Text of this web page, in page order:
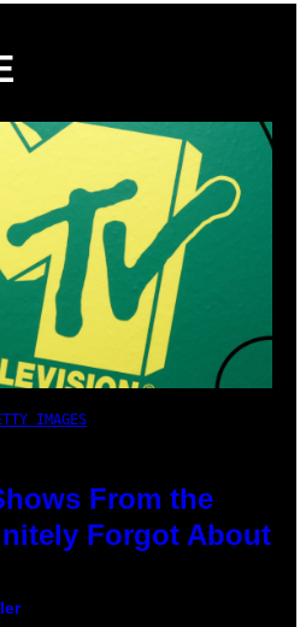
IMAGES
From the
Forgot About